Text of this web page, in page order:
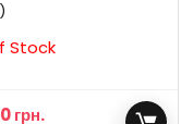
Stock
грн.